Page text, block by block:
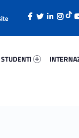
STUDENTI